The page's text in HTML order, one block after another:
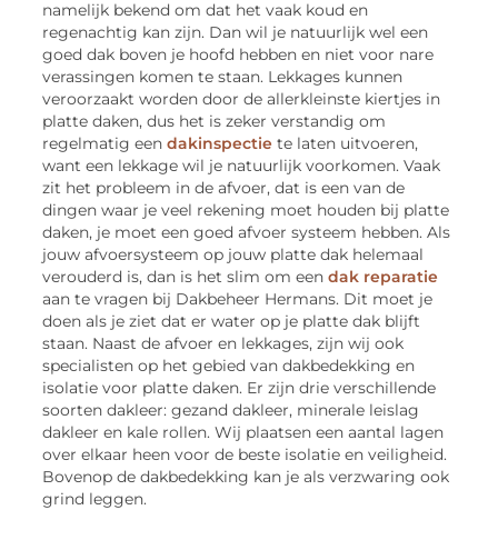
namelijk bekend om dat het vaak koud en
regenachtig kan zijn. Dan wil je natuurlijk wel een
goed dak boven je hoofd hebben en niet voor nare
verassingen komen te staan. Lekkages kunnen
veroorzaakt worden door de allerkleinste kiertjes in
platte daken, dus het is zeker verstandig om
regelmatig eendakinspectie te laten uitvoeren,
want een lekkage wil je natuurlijk voorkomen. Vaak
zit het probleem in de afvoer, dat is een van de
dingen waar je veel rekening moet houden bij platte
daken, je moet een goed afvoer systeem hebben. Als
jouw afvoersysteem op jouw platte dak helemaal
verouderd is, dan is het slim om eendak reparatie
aan te vragen bij Dakbeheer Hermans. Dit moet je
doen als je ziet dat er water op je platte dak blijft
staan. Naast de afvoer en lekkages, zijn wij ook
specialisten op het gebied van dakbedekking en
isolatie voor platte daken. Er zijn drie verschillende
soorten dakleer: gezand dakleer, minerale leislag
dakleer en kale rollen. Wij plaatsen een aantal lagen
over elkaar heen voor de beste isolatie en veiligheid.
Bovenop de dakbedekking kan je als verzwaring ook
grind leggen.